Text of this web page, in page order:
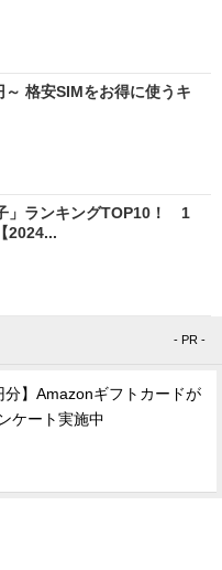
格安SIMをお得に使うキ
」ランキングTOP10！ 1
2024...
- PR -
分】Amazonギフトカードが
ケート実施中